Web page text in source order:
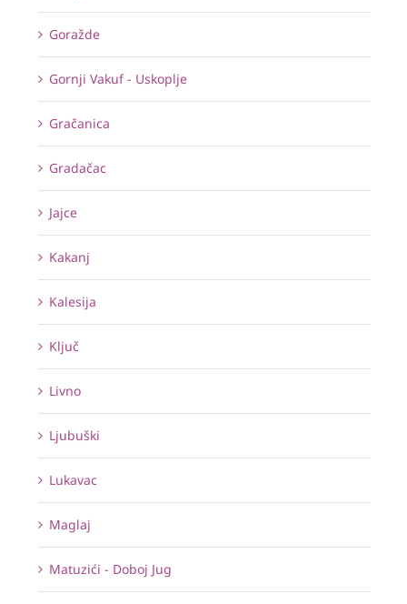
Goražde
Gornji Vakuf - Uskoplje
Gračanica
Gradačac
Jajce
Kakanj
Kalesija
Ključ
Livno
Ljubuški
Lukavac
Maglaj
Matuzići - Doboj Jug